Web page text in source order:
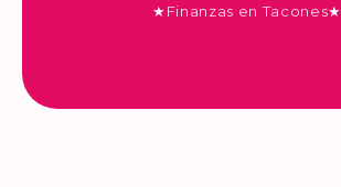
★Finanzas en Tacones★